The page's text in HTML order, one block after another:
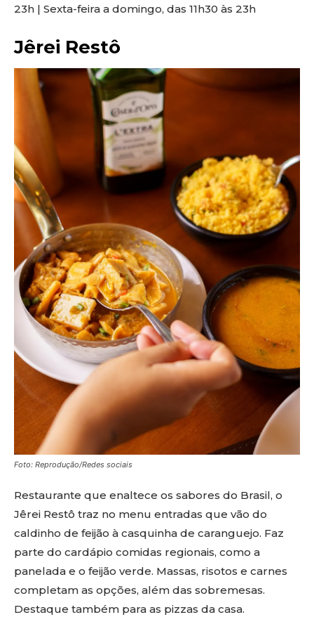
23h | Sexta-feira a domingo, das 11h30 às 23h
Jêrei Restô
Foto: Reprodução/Redes sociais
Restaurante que enaltece os sabores do Brasil, o
Jêrei Restô traz no menu entradas que vão do
caldinho de feijão à casquinha de caranguejo. Faz
parte do cardápio comidas regionais, como a
panelada e o feijão verde. Massas, risotos e carnes
completam as opções, além das sobremesas.
Destaque também para as pizzas da casa.